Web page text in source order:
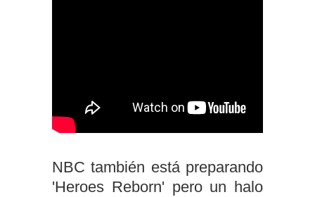
NBC también está preparando
'Heroes Reborn' pero un halo